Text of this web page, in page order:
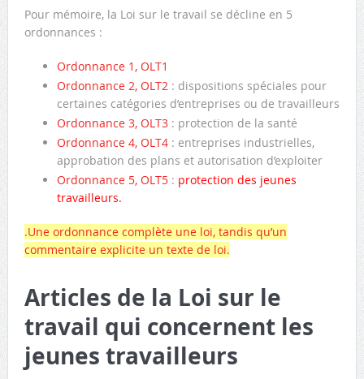
Pour mémoire, la Loi sur le travail se décline en 5
ordonnances :
Ordonnance 1, OLT1
Ordonnance 2, OLT2 : dispositions spéciales pour
certaines catégories d’entreprises ou de travailleurs
Ordonnance 3, OLT3: protection de la santé
Ordonnance 4, OLT4 : entreprises industrielles,
approbation des plans et autorisation d’exploiter
Ordonnance 5, OLT5: protection des jeunes
travailleurs.
.Une ordonnance complète une loi, tandis qu’un
commentaire explicite un texte de loi.
Articles de la Loi sur le
travail qui concernent les
jeunes travailleurs